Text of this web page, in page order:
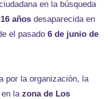
en la búsqueda
16 años desaparecida en
el pasado 6 de junio de
por la organización, la
la zona de Los